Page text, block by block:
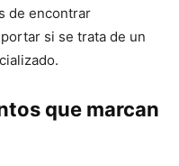
de encontrar
si se trata de un
que marcan